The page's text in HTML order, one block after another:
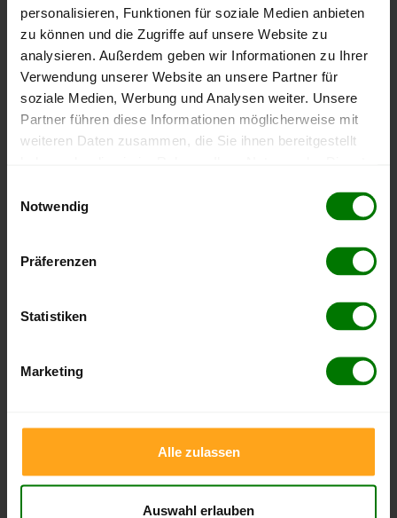
personalisieren, Funktionen für soziale Medien anbieten
zu können und die Zugriffe auf unsere Website zu
analysieren. Außerdem geben wir Informationen zu Ihrer
Verwendung unserer Website an unsere Partner für
soziale Medien, Werbung und Analysen weiter. Unsere
Partner führen diese Informationen möglicherweise mit
weiteren Daten zusammen, die Sie ihnen bereitgestellt
Notwendig
Präferenzen
Statistiken
Marketing
Alle zulassen
Auswahl erlauben
Erolzheim
Ertingen
Gutenzell-Hürbel
Hochdorf
Ingoldingen
Kirchberg an der Iller
Moosburg
Schemmerhofen
Steinhausen an der Rottum
Ummendorf